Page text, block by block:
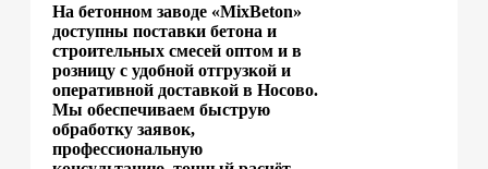
На бетонном заводе «MixBeton»
доступны поставки бетона и
строительных смесей оптом и в
розницу с удобной отгрузкой и
оперативной доставкой в Носово.
Мы обеспечиваем быструю
обработку заявок,
профессиональную